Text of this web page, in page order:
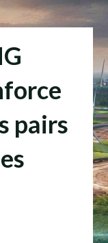
pairs